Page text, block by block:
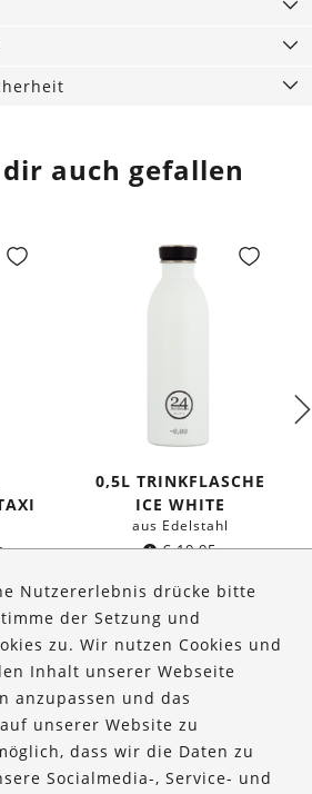
auch gefallen
0,5L TRINKFLASCHE
ICE WHITE
aus Edelstahl
€19,95
US
Nutzererlebnis drücke bitte
der Setzung und
zu. Wir nutzen Cookies und
Inhalt unserer Webseite
anzupassen und das
unserer Website zu
dass wir die Daten zu
Socialmedia-, Service- und